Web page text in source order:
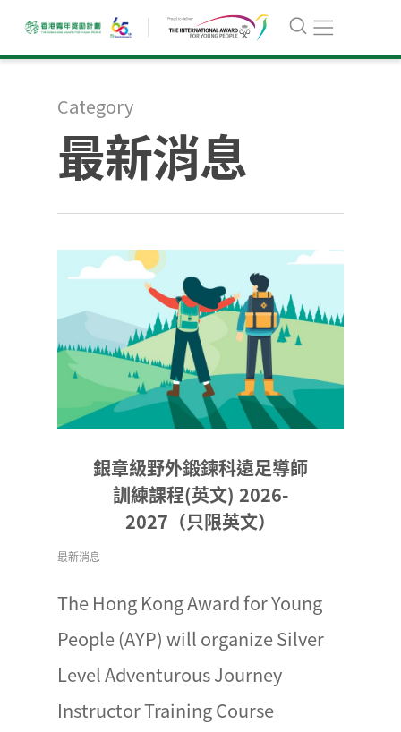
Category
最新消息
銀章級野外鍛鍊科遠足導師
訓練課程(英文) 2026-
2027（只限英文）
最新消息
The Hong Kong Award for Young
People (AYP) will organize Silver
Level Adventurous Journey
Instructor Training Course